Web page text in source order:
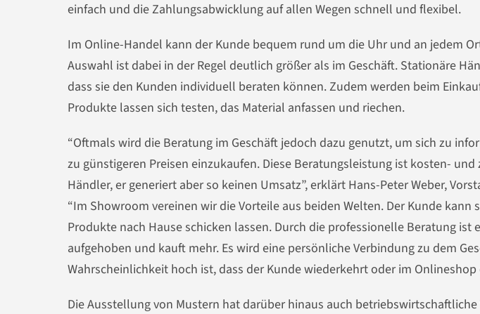
einfach und die Zahlungsabwicklung auf allen Wegen schnell und flexibel.
Im Online-Handel kann der Kunde bequem rund um die Uhr und an jedem
Auswahl ist dabei in der Regel deutlich größer als im Geschäft. Stationäre
dass sie den Kunden individuell beraten können. Zudem werden beim
Produkte lassen sich testen, das Material anfassen und riechen.
“Oftmals wird die Beratung im Geschäft jedoch dazu genutzt, um sich zu
zu günstigeren Preisen einzukaufen. Diese Beratungsleistung ist kosten-
Händler, er generiert aber so keinen Umsatz”, erklärt Hans-Peter Weber,
“Im Showroom vereinen wir die Vorteile aus beiden Welten. Der Kunde
Produkte nach Hause schicken lassen. Durch die professionelle Beratung ist
aufgehoben und kauft mehr. Es wird eine persönliche Verbindung zu dem
Wahrscheinlichkeit hoch ist, dass der Kunde wiederkehrt oder im
Die Ausstellung von Mustern hat darüber hinaus auch betriebswirtschaftliche